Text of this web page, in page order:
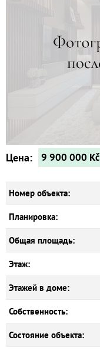
Цена: 9 900 000 Kč
Номер объекта:
Планировка:
Общая площадь:
Этаж:
Этажей в доме:
Собственность:
Состояние объекта: